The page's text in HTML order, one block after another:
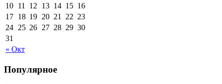
« Окт
10 11 12 13 14 15 16
17 18 19 20 21 22 23
24 25 26 27 28 29 30
31
Популярное